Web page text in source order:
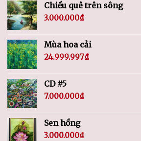
Chiều quê trên sông
3.000.000₫
Mùa hoa cải
24.999.997₫
CD #5
7.000.000₫
Sen hồng
3.000.000₫